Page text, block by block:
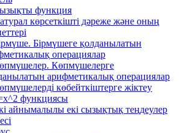
функция
көрсеткішті дәреже және оның
Бірмүшеге қолданылатын
операциялар
Көпмүшелерге
арифметикалық операциялар
көбейткіштерге жіктеу
функциясы
айнымалылы екі сызықтық теңдеулер